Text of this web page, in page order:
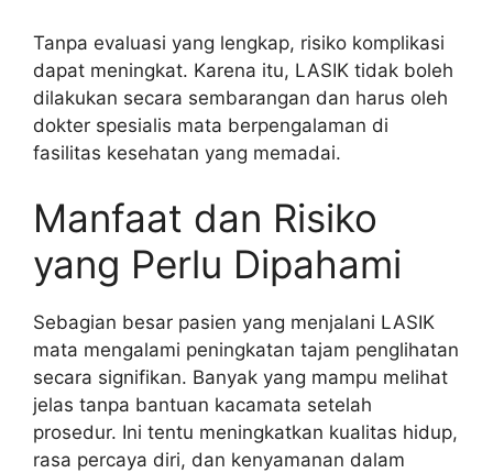
Tanpa evaluasi yang lengkap, risiko komplikasi
dapat meningkat. Karena itu, LASIK tidak boleh
dilakukan secara sembarangan dan harus oleh
dokter spesialis mata berpengalaman di
fasilitas kesehatan yang memadai.
Manfaat dan Risiko
yang Perlu Dipahami
Sebagian besar pasien yang menjalani LASIK
mata mengalami peningkatan tajam penglihatan
secara signifikan. Banyak yang mampu melihat
jelas tanpa bantuan kacamata setelah
prosedur. Ini tentu meningkatkan kualitas hidup,
rasa percaya diri, dan kenyamanan dalam